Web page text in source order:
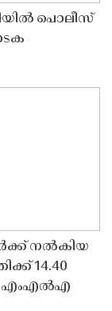
പൊലീസ്
നൽകിയ
14.40
എംഎൽഎ